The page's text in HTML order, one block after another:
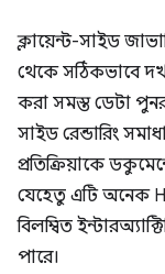
ক্লায়েন্ট-সাইড
থেকে সঠিকভাবে
করা সমস্ত ডেটা
সাইড রেন্ডারিং
প্রতিক্রিয়াকে
যেহেতু এটি অনেক
বিলম্বিত
পারে।